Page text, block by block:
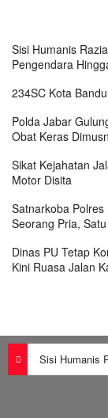
Sisi Humanis
Pengendara
234SC Kota
Polda Jabar
Obat Keras
Sikat Kejahatan
Motor Disita
Satnarkoba
Seorang Pria,
Dinas PU Tetap
Kini Ruasa Jalan